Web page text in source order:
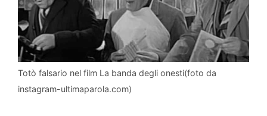
Totò falsario nel film La banda degli onesti(foto da
instagram-ultimaparola.com)